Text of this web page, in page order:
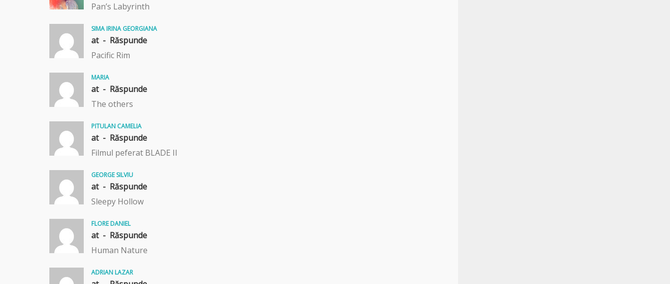
Pan’s Labyrinth
SIMA IRINA GEORGIANA
at - Răspunde
Pacific Rim
MARIA
at - Răspunde
The others
PITULAN CAMELIA
at - Răspunde
Filmul peferat BLADE II
GEORGE SILVIU
at - Răspunde
Sleepy Hollow
FLORE DANIEL
at - Răspunde
Human Nature
ADRIAN LAZAR